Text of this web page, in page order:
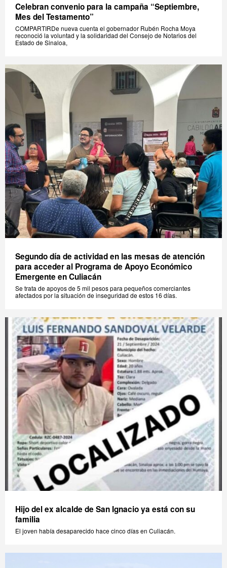
Celebran convenio para la campaña “Septiembre,
Mes del Testamento”
COMPARTIRDe nueva cuenta el gobernador Rubén Rocha Moya
reconoció la voluntad y la solidaridad del Consejo de Notarios del
Estado de Sinaloa,
Segundo día de actividad en las mesas de atención
para acceder al Programa de Apoyo Económico
Emergente en Culiacán
Se trata de apoyos de 5 mil pesos para pequeños comerciantes
afectados por la situación de inseguridad de estos 16 días.
Hijo del ex alcalde de San Ignacio ya está con su
familia
El joven había desaparecido hace cinco días en Culiacán.